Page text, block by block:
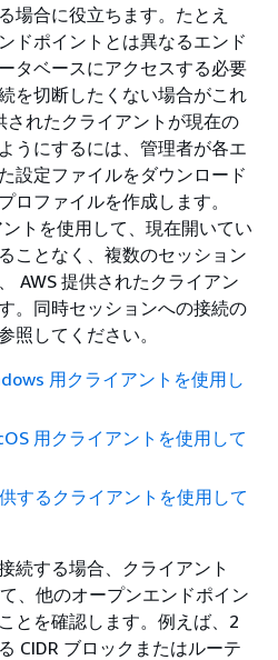
場合に役立ちます。たとえ
ドポイントとは異なるエンド
タベースにアクセスする必要
を切断したくない場合がこれ
されたクライアントが現在の
うにするには、管理者が各エ
設定ファイルをダウンロード
ロファイルを作成します。
トを使用して、現在開いてい
ことなく、複数のセッション
AWS 提供されたクライアン
。同時セッションへの接続の
照してください。
用クライアントを使用し
用クライアントを使用して
するクライアントを使用して
続する場合、クライアント
、他のオープンエンドポイン
とを確認します。例えば、2
CIDR ブロックまたはルーテ